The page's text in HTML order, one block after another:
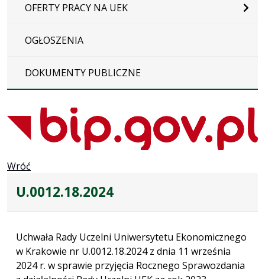
OFERTY PRACY NA UEK
OGŁOSZENIA
DOKUMENTY PUBLICZNE
Wróć
U.0012.18.2024
Uchwała Rady Uczelni Uniwersytetu Ekonomicznego
w Krakowie nr U.0012.18.2024 z dnia 11 września
2024 r. w sprawie przyjęcia Rocznego Sprawozdania